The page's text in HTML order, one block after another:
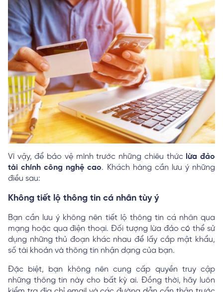
Vì vậy, để bảo vệ mình trước những chiêu thức lừa đảo
tài chính công nghệ cao. Khách hàng cần lưu ý những
điều sau:
Không tiết lộ thông tin cá nhân tùy ý
Bạn cần lưu ý không nên tiết lộ thông tin cá nhân qua
mạng hoặc qua điện thoại. Đối tượng lừa đảo có thể sử
dụng những thủ đoạn khác nhau để lấy cắp mật khẩu,
số tài khoản và thông tin nhận dạng của bạn.
Đặc biệt, bạn không nên cung cấp quyền truy cập
những thông tin này cho bất kỳ ai. Đồng thời, hãy luôn